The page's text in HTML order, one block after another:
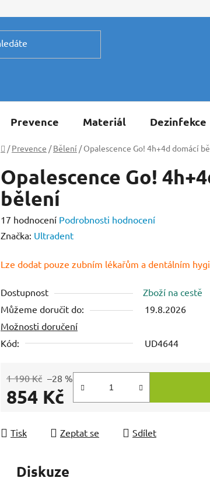
Prevence Materiál Dezinfekce
Domů
/ Prevence / Bělení / Opalescence Go! 4h+4d domácí
Opalescence Go!
bělení
Průměrné
hodnocení
je
z
5
hvězdiček.
17 hodnocení Podrobnosti hodnocení
Značka: Ultradent
Lze dodat pouze zubním lékařům a dentálním
Dostupnost
Zboží na cestě
Můžeme doručit do:
19.8.2026
Možnosti doručení
Kód:
UD4644
1 190 Kč –28 %
854 Kč
Tisk Zeptat se Sdílet
Diskuze